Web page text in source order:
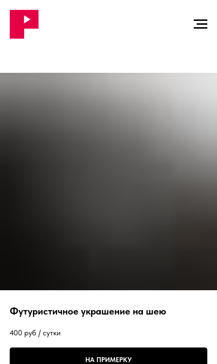
Футуристичное украшение на шею
400 руб / сутки
НА ПРИМЕРКУ